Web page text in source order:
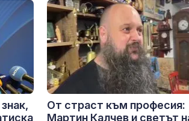
От страст към професия:
Мартин Калчев и светът